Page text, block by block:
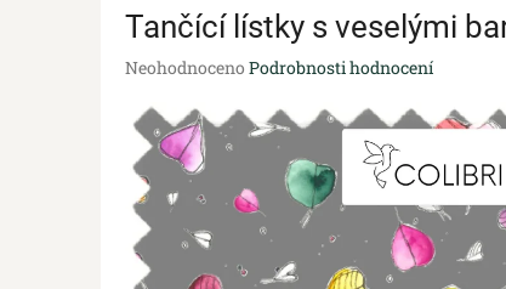
Tančící lístky s veselými
Průměrné
produktu
je
0,0
5
hvězdiček.
Neohodnoceno Podrobnosti hodnocení